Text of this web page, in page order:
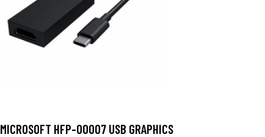
MICROSOFT HFP-00007 USB GRAPHICS